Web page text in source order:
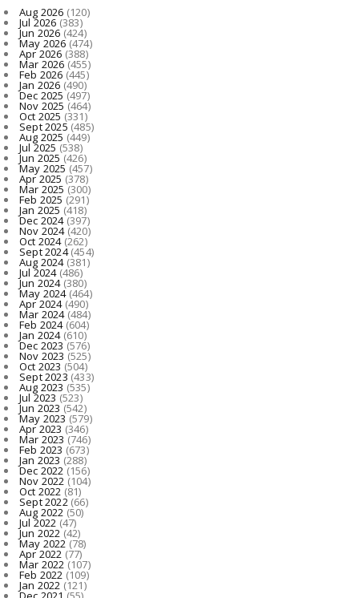
Aug 2026 (120)
Jul 2026 (383)
Jun 2026(424)
May 2026(474)
Apr 2026 (388)
Mar 2026(455)
Feb 2026 (445)
Jan 2026 (490)
Dec 2025(497)
Nov 2025 (464)
Oct 2025 (331)
Sept 2025 (485)
Aug 2025 (449)
Jul 2025 (538)
Jun 2025(426)
May 2025(457)
Apr 2025 (378)
Mar 2025 (300)
Feb 2025 (291)
Jan 2025 (418)
Dec 2024(397)
Nov 2024(420)
Oct 2024(262)
Sept 2024(454)
Aug 2024(381)
Jul 2024(486)
Jun 2024(380)
May 2024(464)
Apr 2024(490)
Mar 2024(484)
Feb 2024(604)
Jan 2024(610)
Dec 2023(576)
Nov 2023 (525)
Oct 2023 (504)
Sept 2023 (433)
Aug 2023 (535)
Jul 2023 (523)
Jun 2023(542)
May 2023(579)
Apr 2023 (346)
Mar 2023 (746)
Feb 2023 (673)
Jan 2023 (288)
Dec 2022(156)
Nov 2022 (104)
Oct 2022 (81)
Sept 2022(66)
Aug 2022 (50)
Jul 2022 (47)
Jun 2022(42)
May 2022(78)
Apr 2022 (77)
Mar 2022(107)
Feb 2022 (109)
Jan 2022 (121)